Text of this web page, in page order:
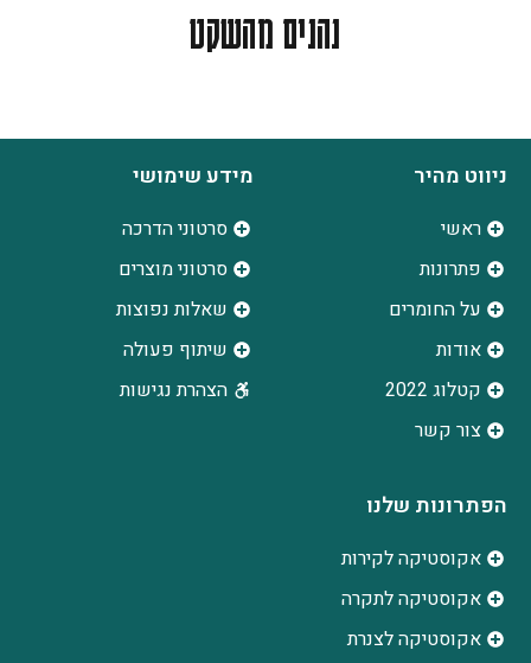
נהנים מהשקט
ניווט מהיר
ראשי
פתרונות
על החומרים
אודות
קטלוג 2022
צור קשר
מידע שימושי
סרטוני הדרכה
סרטוני מוצרים
שאלות נפוצות
שיתוף פעולה
הצהרת נגישות
הפתרונות שלנו
אקוסטיקה לקירות
אקוסטיקה לתקרה
אקוסטיקה לצנרת